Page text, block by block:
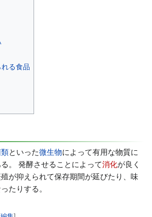
る食品
といった微生物によって有用な物質に
。 発酵させることによって消化が良く
が抑えられて保存期間が延びたり、味
たりする。